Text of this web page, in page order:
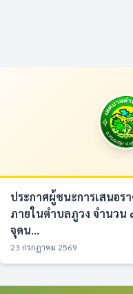
ประกาศผู้ชนะการเสนอร
ภายในตำบลภูวง จำนว
จุดน...
23 กรกฎาคม 2569